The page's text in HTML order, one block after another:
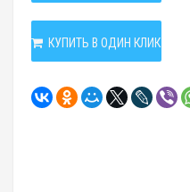
КУПИТЬ В ОДИН КЛИК